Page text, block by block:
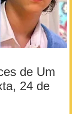
de Um
24 de